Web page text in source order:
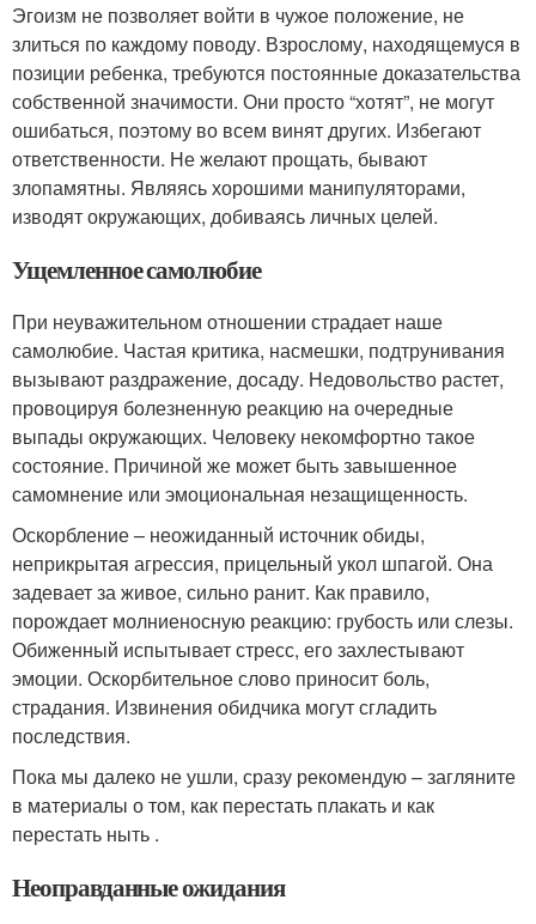
Эгоизм не позволяет войти в чужое положение, не
злиться по каждому поводу. Взрослому, находящемуся в
позиции ребенка, требуются постоянные доказательства
собственной значимости. Они просто “хотят”, не могут
ошибаться, поэтому во всем винят других. Избегают
ответственности. Не желают прощать, бывают
злопамятны. Являясь хорошими манипуляторами,
изводят окружающих, добиваясь личных целей.
Ущемленное самолюбие
При неуважительном отношении страдает наше
самолюбие. Частая критика, насмешки, подтрунивания
вызывают раздражение, досаду. Недовольство растет,
провоцируя болезненную реакцию на очередные
выпады окружающих. Человеку некомфортно такое
состояние. Причиной же может быть завышенное
самомнение или эмоциональная незащищенность.
Оскорбление – неожиданный источник обиды,
неприкрытая агрессия, прицельный укол шпагой. Она
задевает за живое, сильно ранит. Как правило,
порождает молниеносную реакцию: грубость или слезы.
Обиженный испытывает стресс, его захлестывают
эмоции. Оскорбительное слово приносит боль,
страдания. Извинения обидчика могут сгладить
последствия.
Пока мы далеко не ушли, сразу рекомендую – загляните
в материалы о том, как перестать плакать и как
перестать ныть .
Неоправданные ожидания